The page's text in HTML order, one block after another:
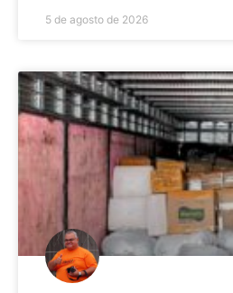
5 de agosto de 2026